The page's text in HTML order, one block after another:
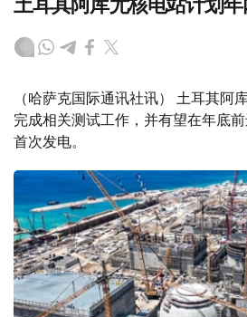
土耳其阿库尤核电站计划
（哈萨克国际通讯社讯） 土耳其阿
完成相关测试工作，并有望在年底
首次发电。